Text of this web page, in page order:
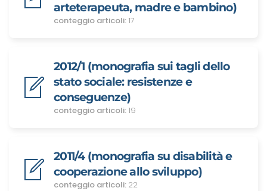
arteterapeuta, madre e bambino)
conteggio articoli: 17
2012/1 (monografia sui tagli dello
stato sociale: resistenze e
conseguenze)
conteggio articoli: 19
2011/4 (monografia su disabilità e
cooperazione allo sviluppo)
conteggio articoli: 22